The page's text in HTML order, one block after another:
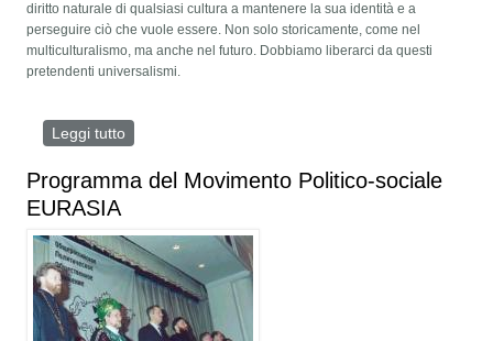
diritto naturale di qualsiasi cultura a mantenere la sua identità e a
perseguire ciò che vuole essere. Non solo storicamente, come nel
multiculturalismo, ma anche nel futuro. Dobbiamo liberarci da questi
pretendenti universalismi.
Leggi tutto
Programma del Movimento Politico-sociale
EURASIA